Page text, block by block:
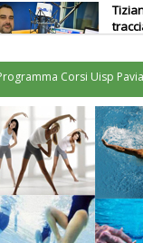
La
Corsi Uisp Pavia